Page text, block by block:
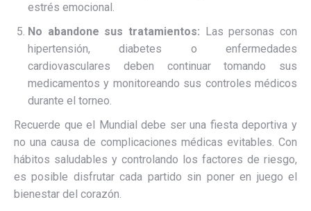
estrés emocional.
No abandone sus tratamientos: Las personas con
hipertensión, diabetes o enfermedades
cardiovasculares deben continuar tomando sus
medicamentos y monitoreando sus controles médicos
durante el torneo.
Recuerde que el Mundial debe ser una fiesta deportiva y
no una causa de complicaciones médicas evitables. Con
hábitos saludables y controlando los factores de riesgo,
es posible disfrutar cada partido sin poner en juego el
bienestar del corazón.